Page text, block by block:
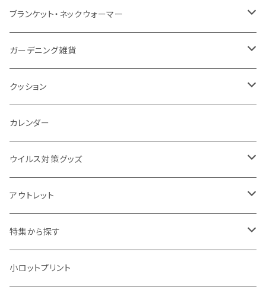
ナイロン
磁器マグ・湯呑
カスタムデザイン
キッチンツール
ノート
付箋
トレイ
パットカバー、ブックカバー
IDケース、パスケース、コインケース
デスク周辺
デスクライト
付属ライト
ランタン
非常食
モバイルスタンド
モバイルリング
アクセサリー・スマホケース
タッチペン
USBケーブル・ハブ
イヤホン・ヘッドフォン
マウスパッド
モバイル周辺グッズ
スライド式ミラー
ケース付きミラー
手持ちミラー
ビューティー雑貨
ピクチャーボード、ポスター
フォトフレーム、スタンド
キーホルダー
時計
ブランケット・ネックウォーマー
ブランケット
ネックウォーマー
マフラー・ストール
ガーデニング雑貨
F.O.B COOP
クッション
折りたたみクッション
カレンダー
ウイルス対策グッズ
除菌グッズ
パーテーション
マスク・フェイスシールド
アウトレット
アウトレット
ドリンクフェア
特集から探す
エンタメグッズ・イベント会場物販品
小ロットプリント